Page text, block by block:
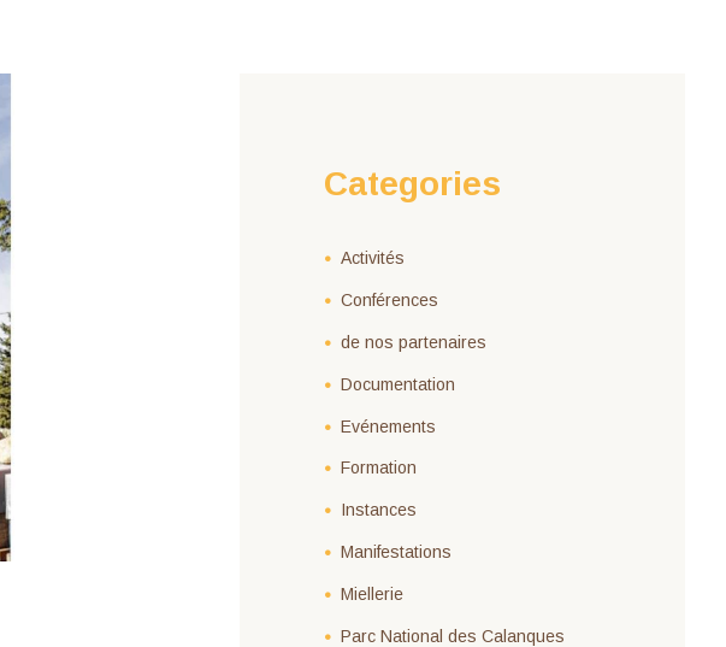
Categories
Activités
Conférences
de nos partenaires
Documentation
Evénements
Formation
Instances
Manifestations
Miellerie
Parc National des Calanques